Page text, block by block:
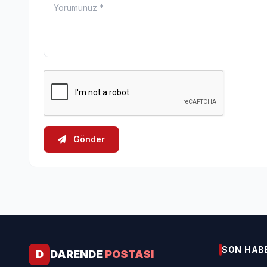
Gönder
D DARENDE POSTASI SON